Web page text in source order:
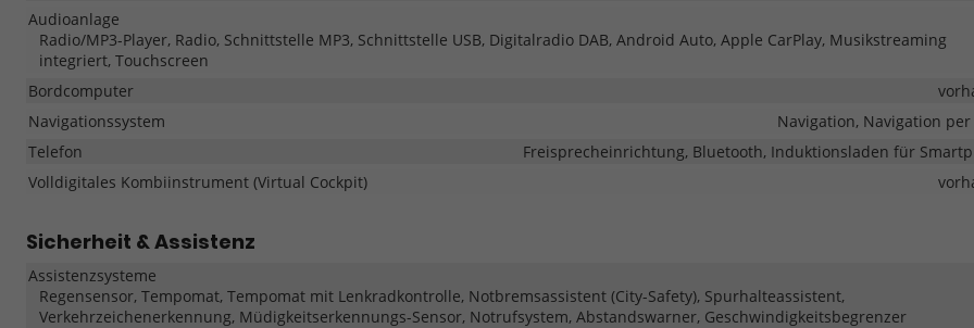
Audioanlage
Radio/MP3-Player, Radio, Schnittstelle MP3, Schnittstelle USB, Digitalradio DAB, Android Auto, Apple CarPlay, Musikstreaming
integriert, Touchscreen
Bordcomputer
Navigationssystem
Navigation, Navigation
Telefon
Freisprecheinrichtung, Bluetooth, Induktionsladen für
Volldigitales Kombiinstrument (Virtual Cockpit)
Sicherheit & Assistenz
Assistenzsysteme
Regensensor, Tempomat, Tempomat mit Lenkradkontrolle, Notbremsassistent (City-Safety), Spurhalteassistent,
Verkehrzeichenerkennung, Müdigkeitserkennungs-Sensor, Notrufsystem, Abstandswarner, Geschwindigkeitsbegrenzer